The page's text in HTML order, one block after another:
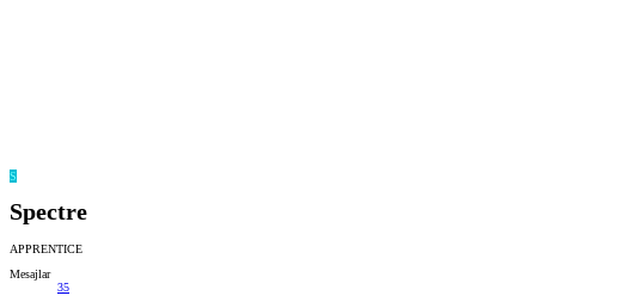
S
Spectre
APPRENTICE
Mesajlar
35